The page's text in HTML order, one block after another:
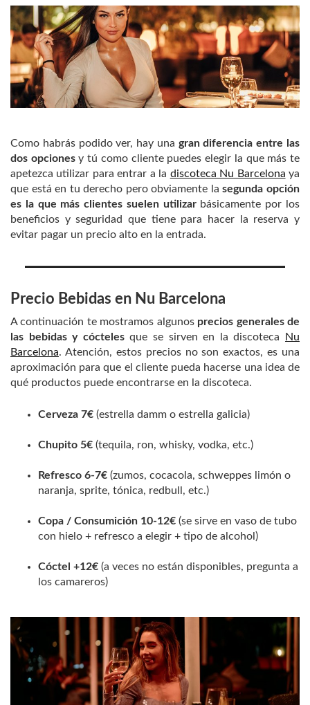
Como habrás podido ver, hay una gran diferencia entre las
dos opcionesy tú como cliente puedes elegir la que más te
apetezca utilizar para entrar a la discoteca Nu Barcelona ya
que está en tu derecho pero obviamente lasegunda opción
es la que más clientes suelen utilizarbásicamente por los
beneficios y seguridad que tiene para hacer la reserva y
evitar pagar un precio alto en la entrada.
Precio Bebidas en Nu Barcelona
A continuación te mostramos algunos precios generales de
las bebidas y cóctelesque se sirven en la discoteca
Nu
Barcelona. Atención, estos precios no son exactos, es una
aproximación para que el cliente pueda hacerse una idea de
qué productos puede encontrarse en la discoteca.
Cerveza 7€ (estrella damm o estrella galicia)
Chupito 5€ (tequila, ron, whisky, vodka, etc.)
Refresco 6-7€ (zumos, cocacola, schweppes limón o
naranja, sprite, tónica, redbull, etc.)
Copa / Consumición 10-12€ (se sirve en vaso de tubo
con hielo + refresco a elegir + tipo de alcohol)
Cóctel +12€ (a veces no están disponibles, pregunta a
los camareros)